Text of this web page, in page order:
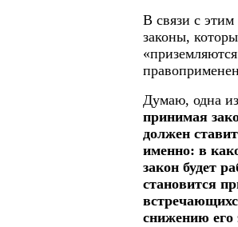
В связи с
законы,
Думаю, одна
принимая
должен
именно: в
закон будет
становится
снижению его